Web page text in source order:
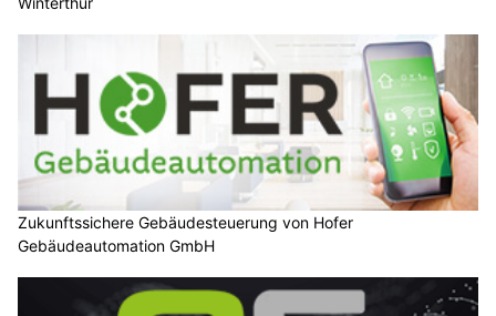
Zukunftssichere Gebäudesteuerung von Hofer
Gebäudeautomation GmbH